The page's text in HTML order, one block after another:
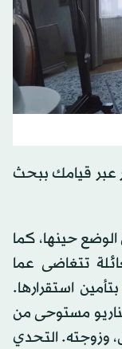
عبر قيامك ببحث
حينها، كما
تتغاضى عما
استقرارها.
مستوحى من
وزوجته. التحدي